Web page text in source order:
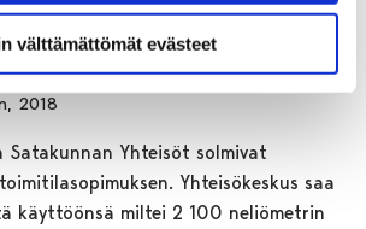
välttämättömät evästeet
uusiin tiloihin
myötä
2018
Satakunnan Yhteisöt solmivat
Yhteisökeskus saa
käyttöönsä miltei 2 100 neliömetrin